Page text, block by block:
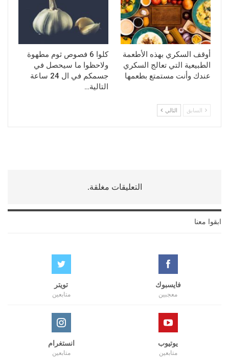
أوقف السكري بهذه الأطعمة
الطبيعية التي تعالج السكري
عندك وأنت مستمتع بطعمها
كلوا 6 فصوص ثوم مطهوة
ولاحظوا ما سيحصل في
جسمكم في ال 24 ساعة
التالية…
السابق التالي
التعليقات مغلقة.
ابقوا معنا
فايسبوك
معجبين
تويتر
متابعين
يوتيوب
متابعين
انستغرام
متابعين